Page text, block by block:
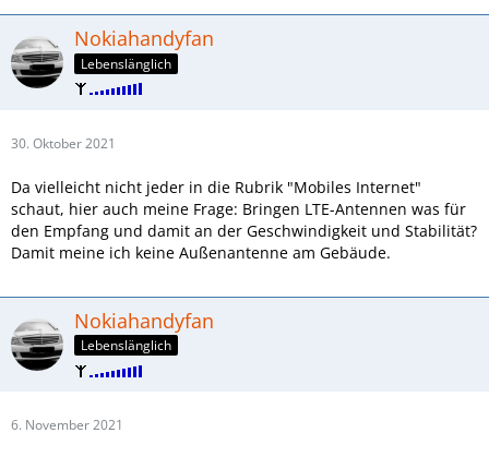
Nokiahandyfan
Lebenslänglich
30. Oktober 2021
Da vielleicht nicht jeder in die Rubrik "Mobiles Internet"
schaut, hier auch meine Frage: Bringen LTE-Antennen was für
den Empfang und damit an der Geschwindigkeit und Stabilität?
Damit meine ich keine Außenantenne am Gebäude.
Nokiahandyfan
Lebenslänglich
6. November 2021